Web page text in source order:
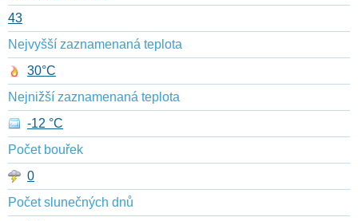
43
Nejvyšší zaznamenaná teplota
30°C
Nejnižší zaznamenaná teplota
-12 °C
Počet bouřek
0
Počet slunečných dnů